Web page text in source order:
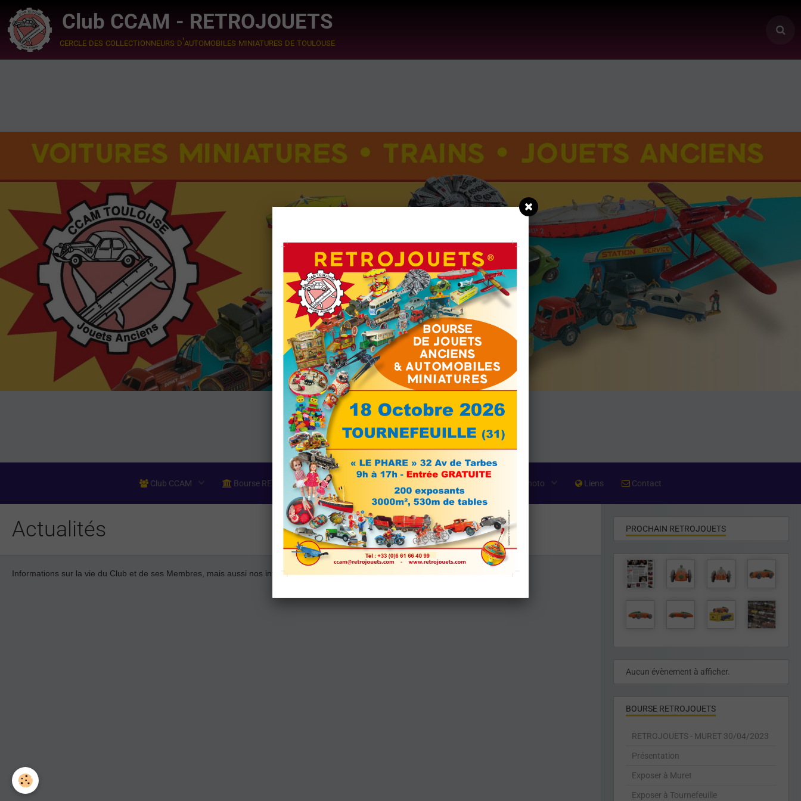
Club CCAM - RETROJOUETS
cercle des collectionneurs d'automobiles miniatures de toulouse
Club CCAM Bourse RETROJOUETS Album photo Liens Contact
Actualités
Informations sur la vie du Club et de ses Membres, mais aussi nos informations sur les autres associations et événements.
PROCHAIN RETROJOUETS
Aucun évènement à afficher.
BOURSE RETROJOUETS
RETROJOUETS - MURET 30/04/2023
Présentation
Exposer à Muret
Exposer à Tournefeuille